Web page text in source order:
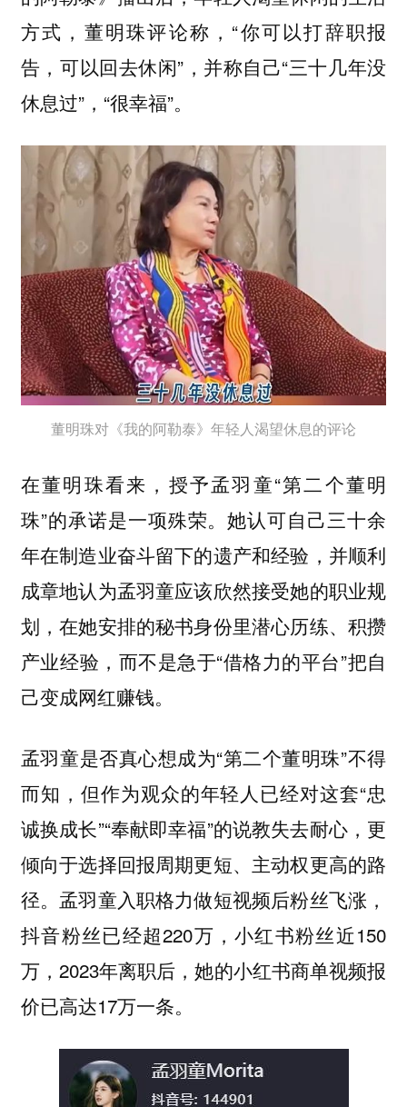
方式，董明珠评论称，“你可以打辞职报
告，可以回去休闲”，并称自己“三十几年没
休息过”，“很幸福”。
董明珠对《我的阿勒泰》年轻人渴望休息的评论
在董明珠看来，授予孟羽童“第二个董明
珠”的承诺是一项殊荣。她认可自己三十余
年在制造业奋斗留下的遗产和经验，并顺利
成章地认为孟羽童应该欣然接受她的职业规
划，在她安排的秘书身份里潜心历练、积攒
产业经验，而不是急于“借格力的平台”把自
己变成网红赚钱。
孟羽童是否真心想成为“第二个董明珠”不得
而知，但作为观众的年轻人已经对这套“忠
诚换成长”“奉献即幸福”的说教失去耐心，更
倾向于选择回报周期更短、主动权更高的路
径。孟羽童入职格力做短视频后粉丝飞涨，
抖音粉丝已经超220万，小红书粉丝近150
万，2023年离职后，她的小红书商单视频报
价已高达17万一条。